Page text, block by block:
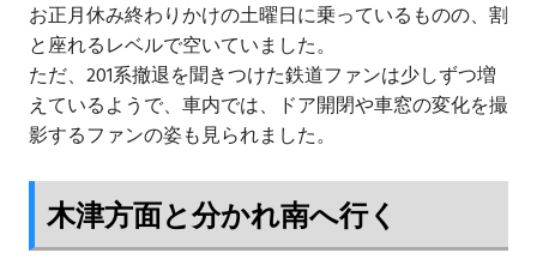
お正月休み終わりかけの土曜日に乗っているものの、割
と座れるレベルで空いていました。
ただ、201系撤退を聞きつけた鉄道ファンは少しずつ増
えているようで、車内では、ドア開閉や車窓の変化を撮
影するファンの姿も見られました。
木津方面と分かれ南へ行く